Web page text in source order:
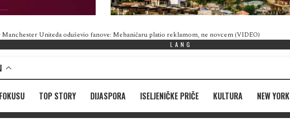
Manchester Uniteda oduševio fanove: Mehaničaru platio reklamom, ne novcem (VIDEO)
LANG
TOP STORY DIJASPORA ISELJENIČKE PRIČE KULTURA NEW YORK